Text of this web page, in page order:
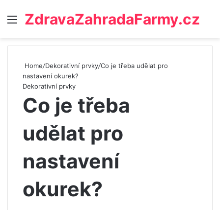
Menu
ZdravaZahradaFarmy.cz
Home/Dekorativní prvky/Co je třeba udělat pro
nastavení okurek?
Dekorativní prvky
Co je třeba
udělat pro
nastavení
okurek?